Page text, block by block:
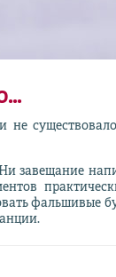
завещание
фальшивые